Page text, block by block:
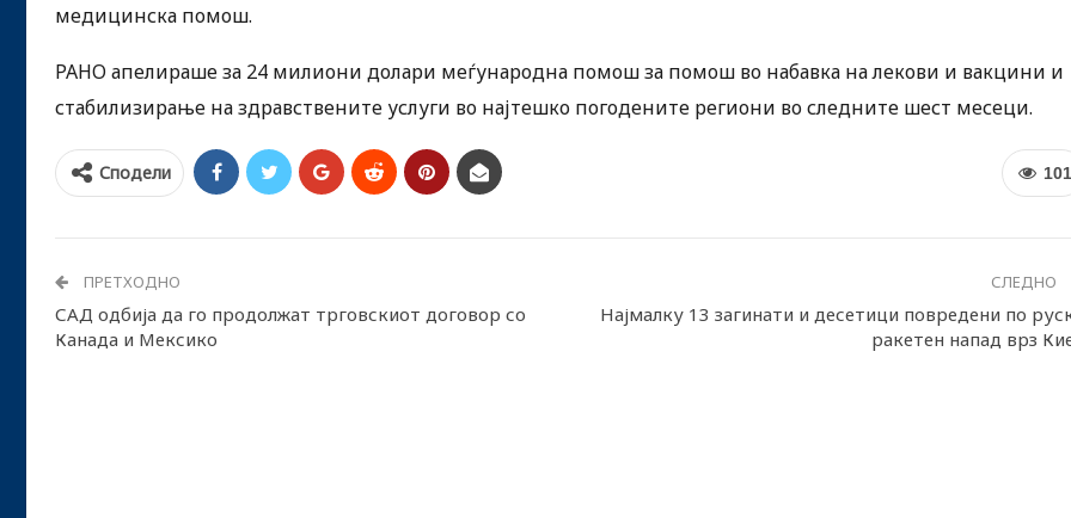
медицинска помош.
PAHO апелираше за 24 милиони долари меѓународна помош за помош во набавка на лекови и вакцини и
стабилизирање на здравствените услуги во најтешко погодените региони во следните шест месеци.
101
Сподели
ПРЕТХОДНО
САД одбија да го продолжат трговскиот договор со
Канада и Мексико
СЛЕДНО
Најмалку 13 загинати и десетици повредени по
ракетен напад врз